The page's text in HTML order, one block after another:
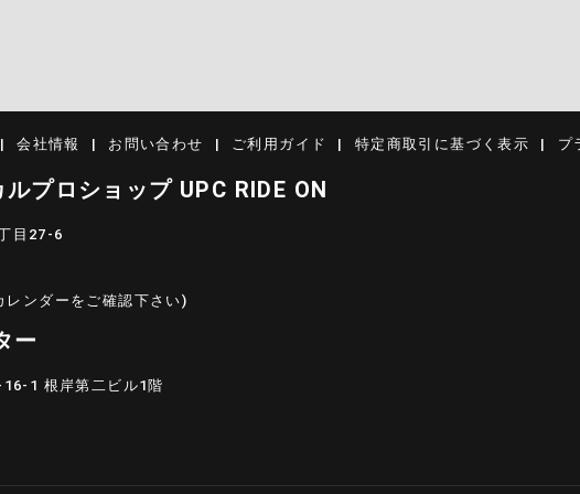
会社情報 お問い合わせ ご利用ガイド 特定商取引に基づく表示 プ
プロショップ UPC RIDE ON
目27-6
ンダーをご確認下さい)
ー
1 根岸第二ビル1階